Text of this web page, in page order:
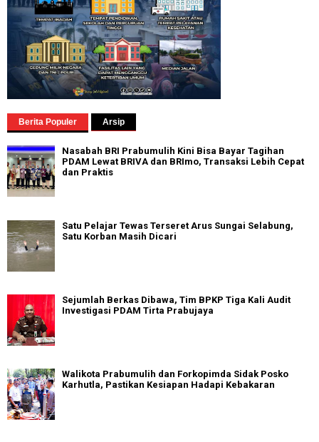
Berita Populer Arsip
Nasabah BRI Prabumulih Kini Bisa Bayar Tagihan
PDAM Lewat BRIVA dan BRImo, Transaksi Lebih Cepat
dan Praktis
Satu Pelajar Tewas Terseret Arus Sungai Selabung,
Satu Korban Masih Dicari
Sejumlah Berkas Dibawa, Tim BPKP Tiga Kali Audit
Investigasi PDAM Tirta Prabujaya
Walikota Prabumulih dan Forkopimda Sidak Posko
Karhutla, Pastikan Kesiapan Hadapi Kebakaran